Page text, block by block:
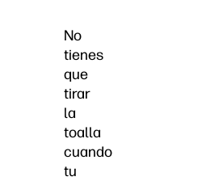
No
tienes
que
tirar
la
toalla
cuando
tu